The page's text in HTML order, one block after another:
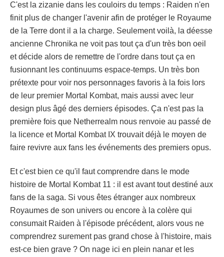
C'est la zizanie dans les couloirs du temps : Raiden n'en
finit plus de changer l'avenir afin de protéger le Royaume
de la Terre dont il a la charge. Seulement voilà, la déesse
ancienne Chronika ne voit pas tout ça d'un très bon oeil
et décide alors de remettre de l'ordre dans tout ça en
fusionnant les continuums espace-temps. Un très bon
prétexte pour voir nos personnages favoris à la fois lors
de leur premier Mortal Kombat, mais aussi avec leur
design plus âgé des derniers épisodes. Ça n'est pas la
première fois que Netherrealm nous renvoie au passé de
la licence et Mortal Kombat IX trouvait déjà le moyen de
faire revivre aux fans les événements des premiers opus.
Et c'est bien ce qu'il faut comprendre dans le mode
histoire de Mortal Kombat 11 : il est avant tout destiné aux
fans de la saga. Si vous êtes étranger aux nombreux
Royaumes de son univers ou encore à la colère qui
consumait Raiden à l'épisode précédent, alors vous ne
comprendrez surement pas grand chose à l'histoire, mais
est-ce bien grave ? On nage ici en plein nanar et les